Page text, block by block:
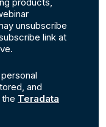
unsubscribe
link at
and
Teradata